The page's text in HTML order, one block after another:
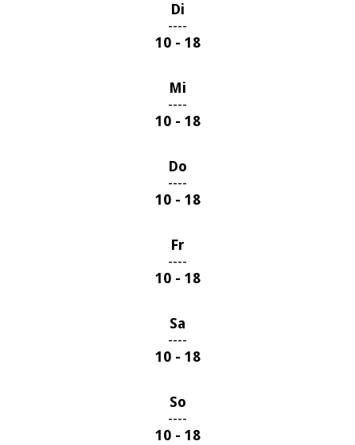
Di
----
10 - 18
Mi
----
10 - 18
Do
----
10 - 18
Fr
----
10 - 18
Sa
----
10 - 18
So
----
10 - 18